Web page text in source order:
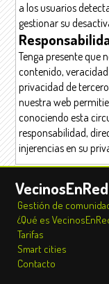
a los usuarios
gestionar su
Tenga presente que
contenido,
privacidad de
nuestra web
conociendo esta
responsabilidad,
injerencias en su
VecinosEnRed
Gestión de
¿Qué es
Tarifas
Smart cities
Contacto